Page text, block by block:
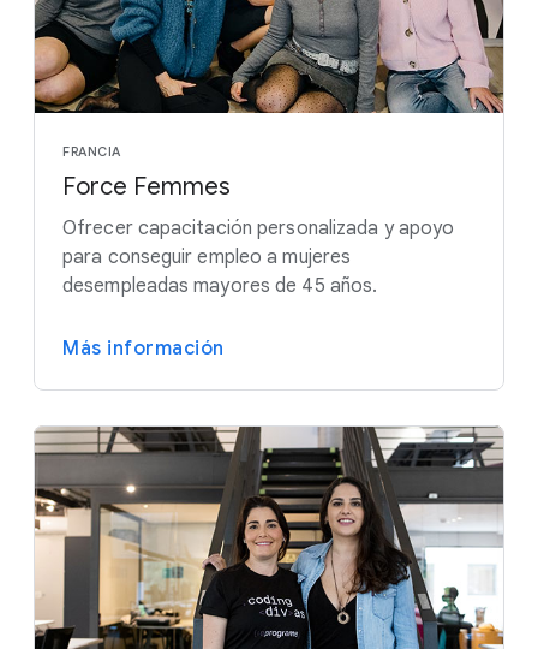
FRANCIA
Force Femmes
Ofrecer capacitación personalizada y apoyo
para conseguir empleo a mujeres
desempleadas mayores de 45 años.
Más información